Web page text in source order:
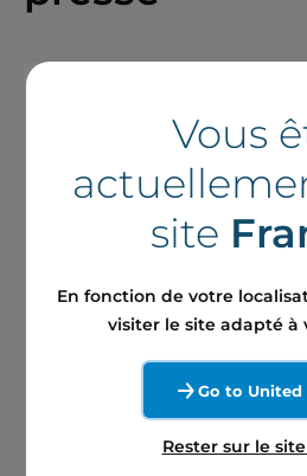
Boralex obtient
les approbations
Vous
site
En fonction de votre
visiter le site adapté à
Go to United
Rester sur le